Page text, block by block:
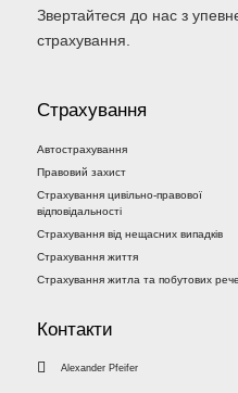
Звертайтеся до нас з
страхування.
Страхування
Автострахування
Правовий захист
Страхування цивільно-правової
відповідальності
Страхування від нещасних випадків
Страхування життя
Страхування житла та побутових
Контакти
Alexander Pfeifer